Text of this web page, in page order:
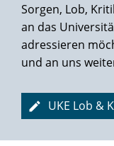
Sorgen, Lob,
an das
adressieren
und an uns
UKE Lob &